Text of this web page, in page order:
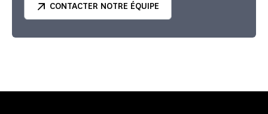
CONTACTER NOTRE ÉQUIPE